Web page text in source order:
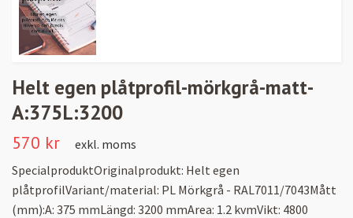
Helt egen plåtprofil-mörkgrå-matt-
A:375L:3200
570 kr
exkl. moms
SpecialproduktOriginalprodukt: Helt egen
plåtprofilVariant/material: PL Mörkgrå - RAL7011/7043Mått
(mm):A: 375 mmLängd: 3200 mmArea: 1.2 kvmVikt: 4800